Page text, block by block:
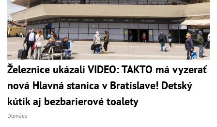
Železnice ukázali VIDEO: TAKTO má vyzerať
nová Hlavná stanica v Bratislave! Detský
kútik aj bezbarierové toalety
Domáce